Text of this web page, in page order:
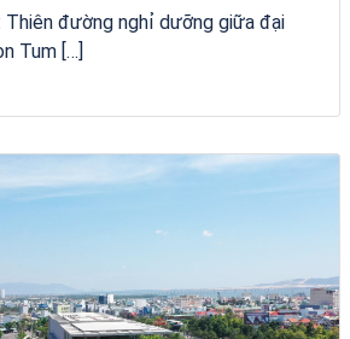
Thiên đường nghỉ dưỡng giữa đại
Tum […]
tại Quy Nhơn